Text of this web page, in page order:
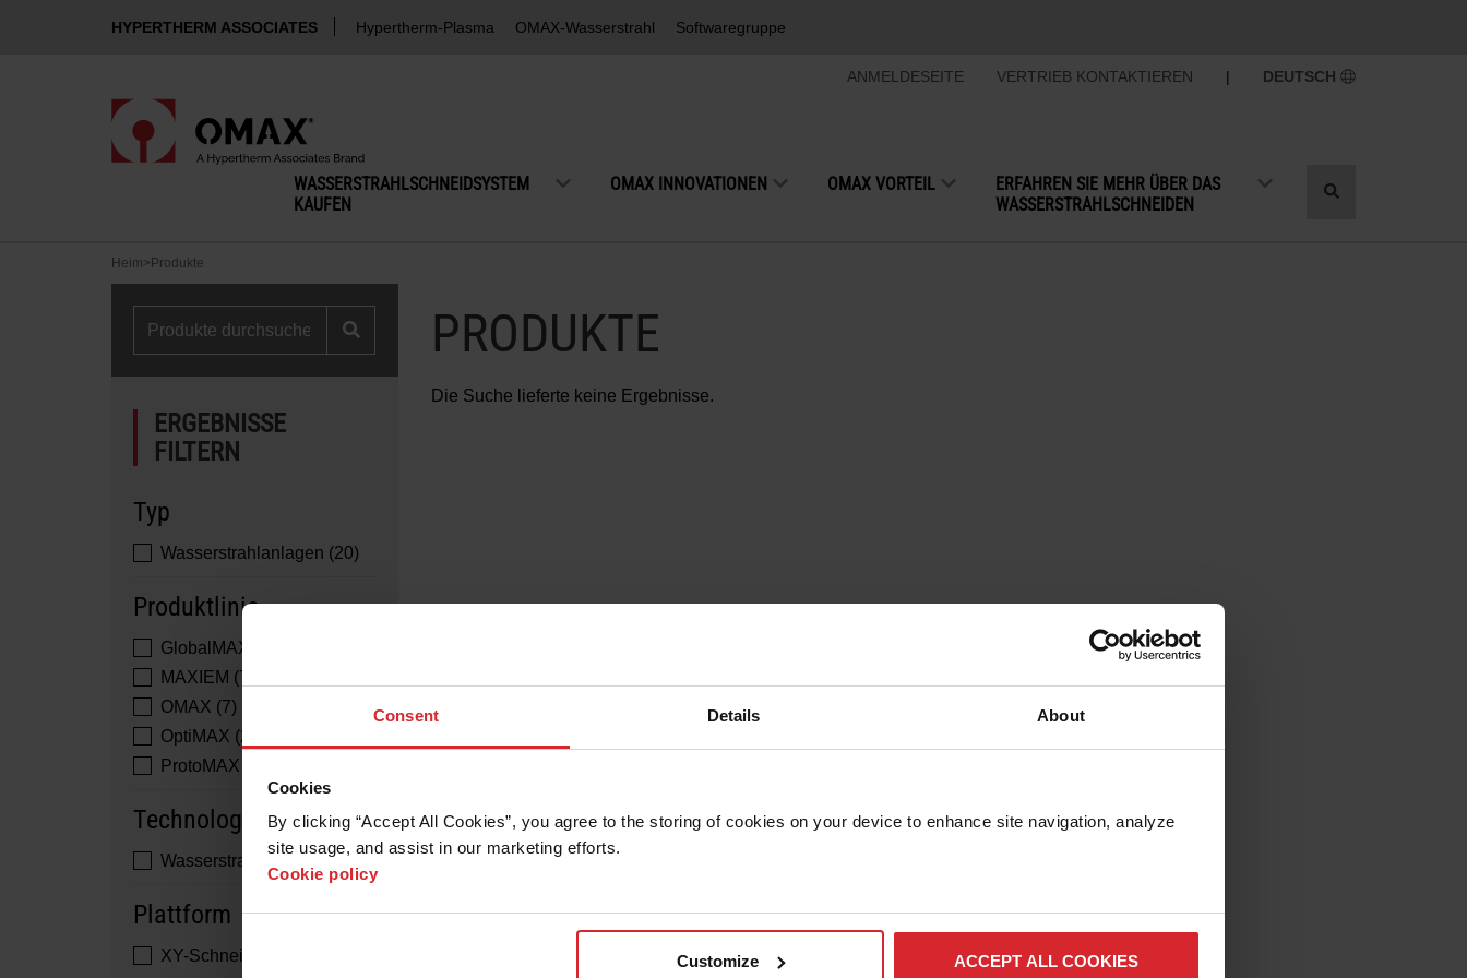
Consent Details About
Cookies
By clicking “Accept All Cookies”, you agree to the storing of cookies on your device to enhance site navigation, analyze
site usage, and assist in our marketing efforts.
Cookie policy
Customize ACCEPT ALL COOKIES
HYPERTHERM ASSOCIATES Hypertherm-Plasma OMAX-Wasserstrahl Softwaregruppe
ANMELDESEITE VERTRIEB KONTAKTIEREN | DEUTSCH
WASSERSTRAHLSCHNEIDSYSTEM
KAUFEN
OMAX INNOVATIONEN OMAX VORTEIL
ERFAHREN SIE MEHR ÜBER DAS
WASSERSTRAHLSCHNEIDEN
Suche
Heim> Produkte
PRODUKTE
Die Suche lieferte keine Ergebnisse.
ERGEBNISSE
FILTERN
Typ
Wasserstrahlanlagen (20)
Produktlinie
GlobalMAX (3)
MAXIEM (7)
OMAX (7)
OptiMAX (2)
ProtoMAX (1)
Technologie
Wasserstrahl (20)
Plattform
XY-Schneiden (20)